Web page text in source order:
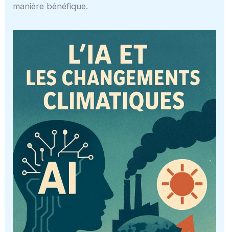
manière bénéfique.